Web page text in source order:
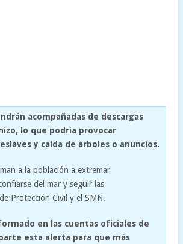
acompañadas de descargas
lo que podría provocar
y caída de árboles o anuncios.
a la población a extremar
del mar y seguir las
Protección Civil y el SMN.
en las cuentas oficiales de
esta alerta para que más